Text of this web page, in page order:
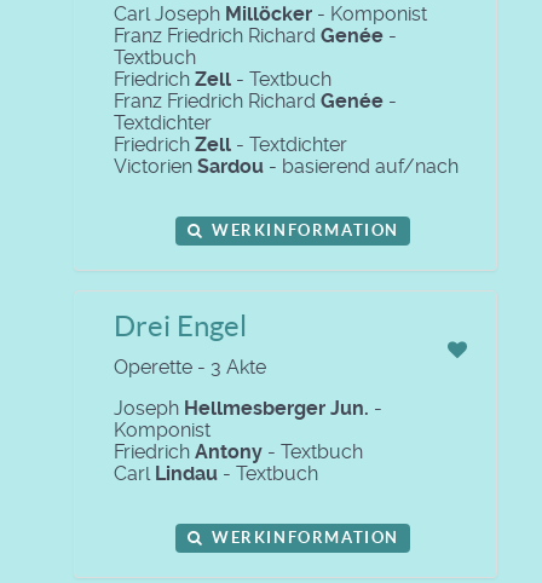
Carl Joseph Millöcker - Komponist
Franz Friedrich Richard Genée -
Textbuch
Friedrich Zell - Textbuch
Franz Friedrich Richard Genée -
Textdichter
Friedrich Zell - Textdichter
Victorien Sardou - basierend auf/nach
WERKINFORMATION
Drei Engel
Operette - 3 Akte
Joseph Hellmesberger Jun. -
Komponist
Friedrich Antony - Textbuch
Carl Lindau - Textbuch
WERKINFORMATION